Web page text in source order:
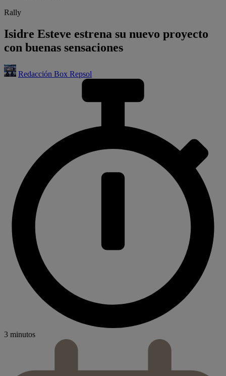
Rally
Isidre Esteve estrena su nuevo proyecto
con buenas sensaciones
Redacción Box Repsol
3 minutos